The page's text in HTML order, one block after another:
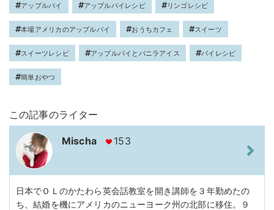
アップルパイ アップルパイレシピ リンゴレシピ
本場アメリカのアップルパイ おうちカフェ スイーツ
スイーツレシピ アップルパイとバニラアイス パイレシピ
簡単おやつ
この記事のライター
Mischa 153
日本でＯＬのかたわら英会話教室を開き講師を３年勤めたの
ち、結婚を機にアメリカのニューヨーク州の北部に移住。９